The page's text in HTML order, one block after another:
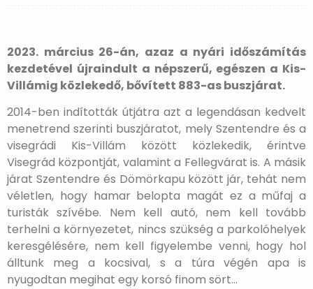
2023. március 26-án, azaz a nyári időszámítás
kezdetével újraindult a népszerű, egészen a Kis-
Villámig közlekedő, bővített 883-as buszjárat.
2014-ben indították útjátra azt a legendásan kedvelt
menetrend szerinti buszjáratot, mely Szentendre és a
visegrádi Kis-Villám között közlekedik, érintve
Visegrád központját, valamint a Fellegvárat is. A másik
járat Szentendre és Dömörkapu között jár, tehát nem
véletlen, hogy hamar belopta magát ez a műfaj a
turisták szívébe. Nem kell autó, nem kell tovább
terhelni a környezetet, nincs szükség a parkolóhelyek
keresgélésére, nem kell figyelembe venni, hogy hol
álltunk meg a kocsival, s a túra végén apa is
nyugodtan megihat egy korsó finom sört…